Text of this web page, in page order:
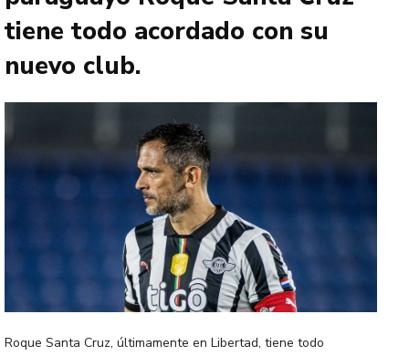
tiene todo acordado con su
nuevo club.
Roque Santa Cruz, últimamente en Libertad, tiene todo